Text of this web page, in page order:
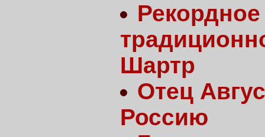
Шартр
Отец
Россию